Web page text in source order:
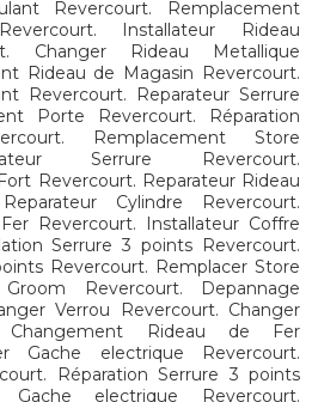
Revercourt. Remplacement
Installateur Rideau
Changer Rideau Metallique
Rideau de Magasin Revercourt.
Revercourt. Reparateur Serrure
Porte Revercourt. Réparation
Remplacement Store
Serrure Revercourt.
Revercourt. Reparateur Rideau
Cylindre Revercourt.
Revercourt. Installateur Coffre
Serrure 3 points Revercourt.
Revercourt. Remplacer Store
Revercourt. Depannage
Verrou Revercourt. Changer
Changement Rideau de Fer
Gache electrique Revercourt.
Réparation Serrure 3 points
Gache electrique Revercourt.